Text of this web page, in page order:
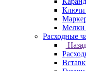
Ключи
Мелки
Расходные